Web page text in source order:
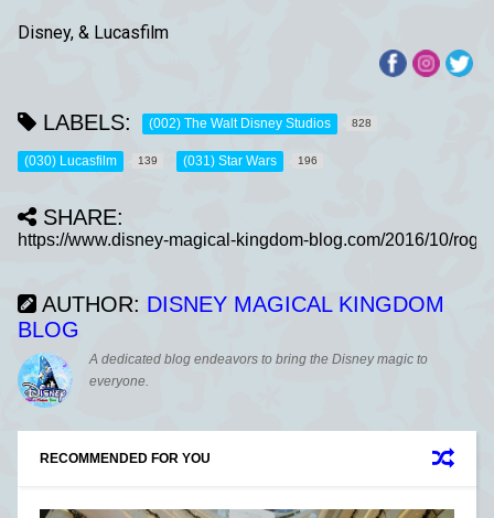
Disney, & Lucasfilm
LABELS: (002) The Walt Disney Studios 828
(030) Lucasfilm 139 (031) Star Wars 196
SHARE:
AUTHOR: DISNEY MAGICAL KINGDOM
BLOG
A dedicated blog endeavors to bring the Disney magic to
everyone.
RECOMMENDED FOR YOU